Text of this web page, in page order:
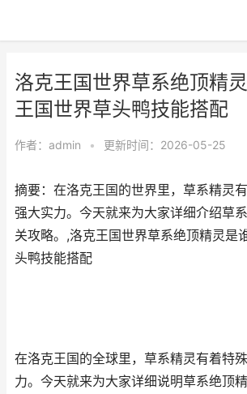
洛克王国世界草系绝顶精
王国世界草头鸭技能搭配
作者： admin • 更新时间：2026-05-25
摘要：在洛克王国的世界里，草系精灵
强大实力。今天就来为大家详细介绍草
关攻略。,洛克王国世界草系绝顶精灵是
头鸭技能搭配
在洛克王国的全球里，草系精灵有着特
力。今天就来为大家详细说明草系绝顶